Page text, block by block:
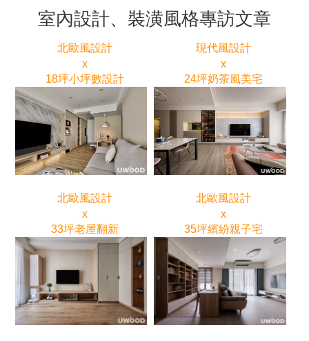
室內設計、裝潢風格專訪文章
北歐風設計
x
18坪小坪數設計
現代風設計
x
24坪奶茶風美宅
北歐風設計
x
33坪老屋翻新
北歐風設計
x
35坪繽紛親子宅